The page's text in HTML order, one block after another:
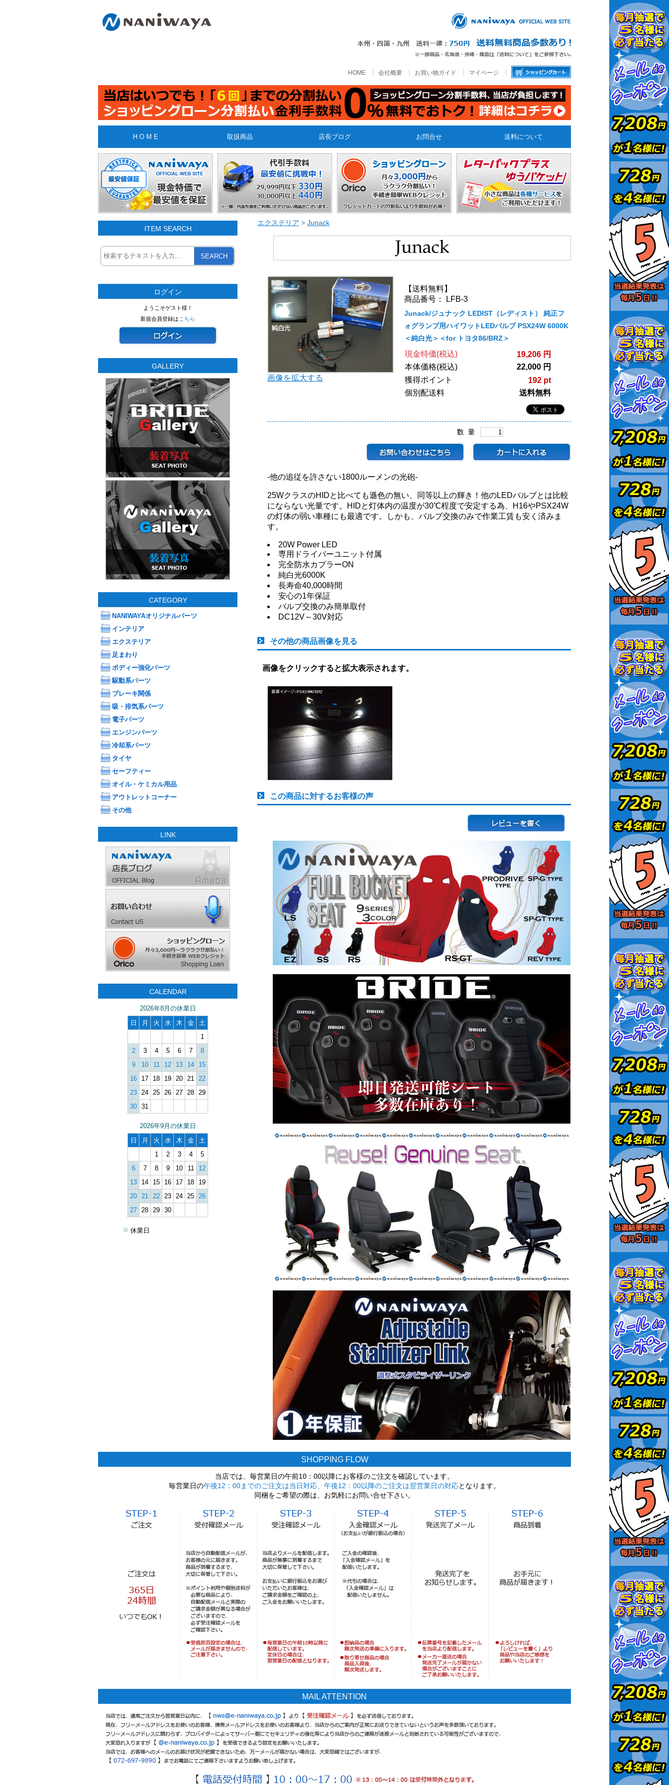
HOME 会社概要 お買い物ガイド マイページ
H O M E 取扱商品 店長ブログ お問合せ 送料について
ITEM SEARCH
SEARCH
ログイン
ようこそゲスト様！
新規会員登録は こちら
GALLERY
CATEGORY
NANIWAYAオリジナルパーツ
インテリア
エクステリア
足まわり
ボディー強化パーツ
駆動系パーツ
ブレーキ関係
吸・排気系パーツ
電子パーツ
エンジンパーツ
冷却系パーツ
タイヤ
セーフティー
オイル・ケミカル用品
アウトレットコーナー
その他
LINK
CALENDAR
2026年8月の休業日
日
月 火 水 木 金
土
1
2
3 4 5 6 7
8
9
10 11 12 13 14
15
16
17 18 19 20 21 22
23 24 25 26 27 28 29
30 31
2026年9月の休業日
日
月 火 水 木 金
土
1
2 3 4
5
6
7 8 9 10 11
12
13
14 15 16 17 18
19
20 21 22 23 24 25 26
27 28 29 30
■ 休業日
エクステリア > Junack
画像を拡大する
【送料無料】
商品番号： LFB-3
Junack/ジュナック LEDIST（レディスト） 純正フ
ォグランプ用ハイワットLEDバルブ PSX24W 6000K
＜純白光＞＜for トヨタ86/BRZ＞
現金特価(税込)
19,206 円
本体価格(税込)
22,000 円
獲得ポイント
192 pt
個別配送料
送料無料
数 量
-他の追従を許さない1800ルーメンの光砲-
25WクラスのHIDと比べても遜色の無い、同等以上の輝き！他のLEDバルブとは比較
にならない光量です。HIDと灯体内の温度が30℃程度で安定する為、H16やPSX24W
の灯体の弱い車種にも最適です。しかも、バルブ交換のみで作業工賃も安く済みま
す。
20W Power LED
専用ドライバーユニット付属
完全防水カプラーON
純白光6000K
長寿命40,000時間
安心の1年保証
バルブ交換のみ簡単取付
DC12V～30V対応
その他の商品画像を見る
画像をクリックすると拡大表示されます。
この商品に対するお客様の声
SHOPPING FLOW
当店では、毎営業日の午前10：00以降にお客様のご注文を確認しています。
毎営業日の午後12：00までのご注文は当日対応、午後12：00以降のご注文は翌営業日の対応となります。
同梱をご希望の際は、お気軽にお問い合せ下さい。
MAIL ATTENTION